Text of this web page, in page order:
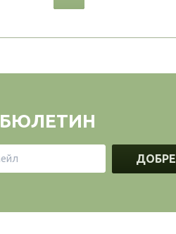
БЮЛЕТИН
ДОБРЕ